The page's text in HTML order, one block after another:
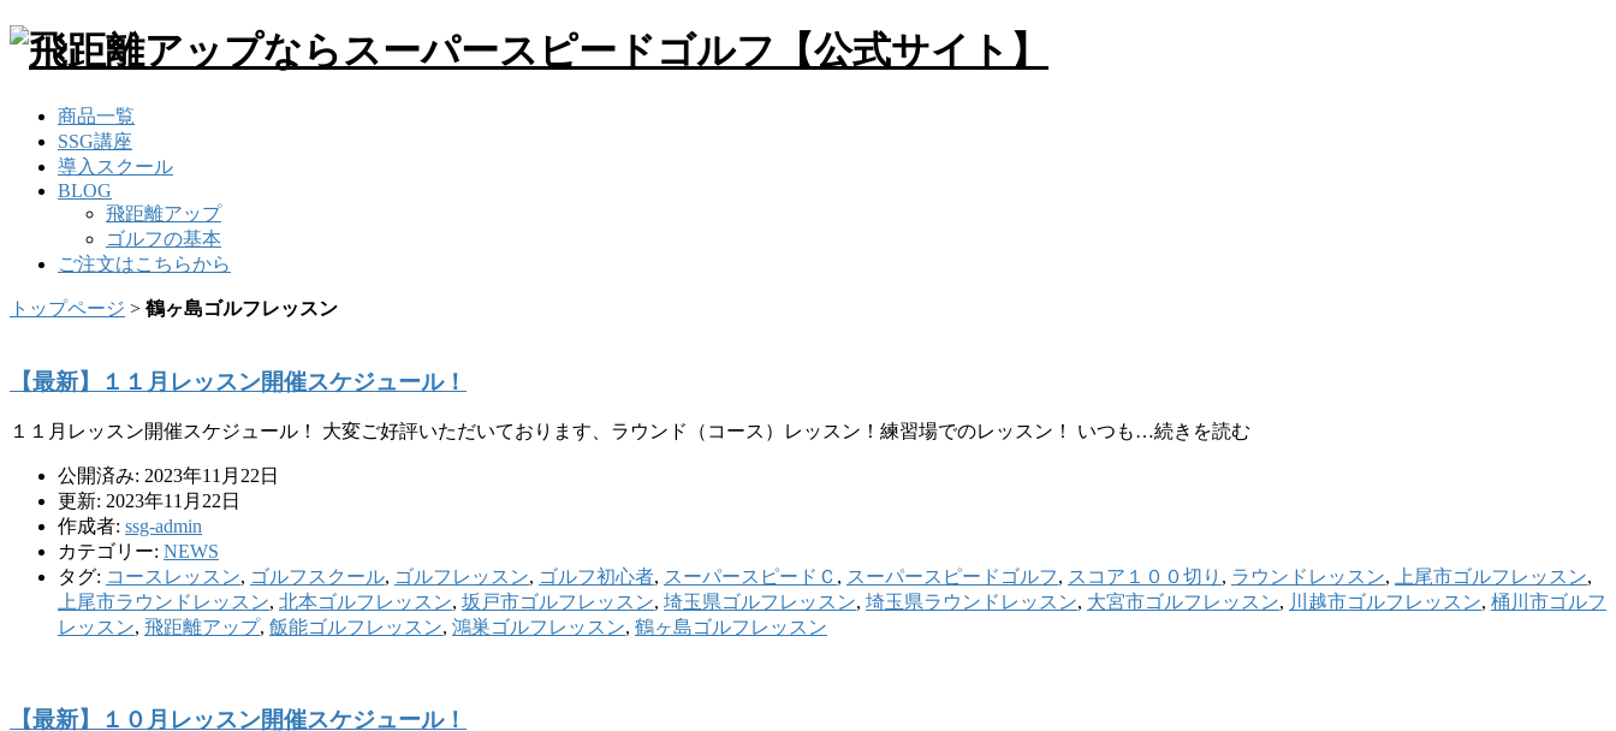
商品一覧
SSG講座
導入スクール
BLOG
飛距離アップ
ゴルフの基本
ご注文はこちらから
トップページ > 鶴ヶ島ゴルフレッスン
【最新】１１月レッスン開催スケジュール！
１１月レッスン開催スケジュール！ 大変ご好評いただいております、ラウンド（コース）レッスン！練習場でのレッスン！ いつも…続きを読む
公開済み: 2023年11月22日
更新: 2023年11月22日
作成者: ssg-admin
カテゴリー: NEWS
タグ: コースレッスン, ゴルフスクール, ゴルフレッスン, ゴルフ初心者, スーパースピードＣ , スーパースピードゴルフ, スコア１００切り , ラウンドレッスン, 上尾市ゴルフレッスン,
上尾市ラウンドレッスン, 北本ゴルフレッスン, 坂戸市ゴルフレッスン, 埼玉県ゴルフレッスン, 埼玉県ラウンドレッスン, 大宮市ゴルフレッスン, 川越市ゴルフレッスン, 桶川市ゴルフ
レッスン, 飛距離アップ, 飯能ゴルフレッスン, 鴻巣ゴルフレッスン, 鶴ヶ島ゴルフレッスン
【最新】１０月レッスン開催スケジュール！